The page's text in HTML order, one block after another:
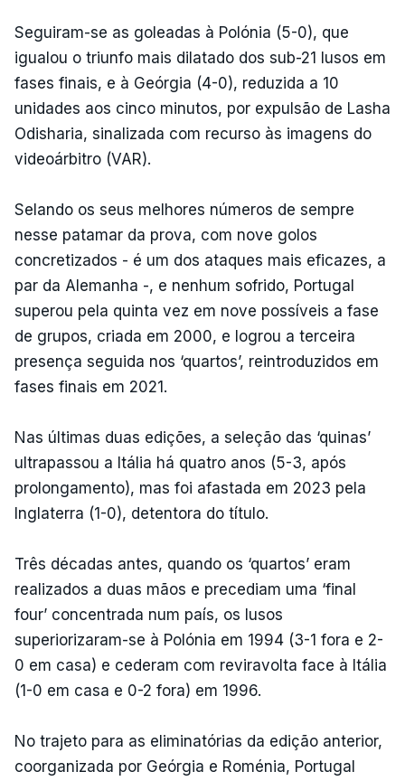
Seguiram-se as goleadas à Polónia (5-0), que
igualou o triunfo mais dilatado dos sub-21 lusos em
fases finais, e à Geórgia (4-0), reduzida a 10
unidades aos cinco minutos, por expulsão de Lasha
Odisharia, sinalizada com recurso às imagens do
videoárbitro (VAR).
Selando os seus melhores números de sempre
nesse patamar da prova, com nove golos
concretizados - é um dos ataques mais eficazes, a
par da Alemanha -, e nenhum sofrido, Portugal
superou pela quinta vez em nove possíveis a fase
de grupos, criada em 2000, e logrou a terceira
presença seguida nos ‘quartos’, reintroduzidos em
fases finais em 2021.
Nas últimas duas edições, a seleção das ‘quinas’
ultrapassou a Itália há quatro anos (5-3, após
prolongamento), mas foi afastada em 2023 pela
Inglaterra (1-0), detentora do título.
Três décadas antes, quando os ‘quartos’ eram
realizados a duas mãos e precediam uma ‘final
four’ concentrada num país, os lusos
superiorizaram-se à Polónia em 1994 (3-1 fora e 2-
0 em casa) e cederam com reviravolta face à Itália
(1-0 em casa e 0-2 fora) em 1996.
No trajeto para as eliminatórias da edição anterior,
coorganizada por Geórgia e Roménia, Portugal